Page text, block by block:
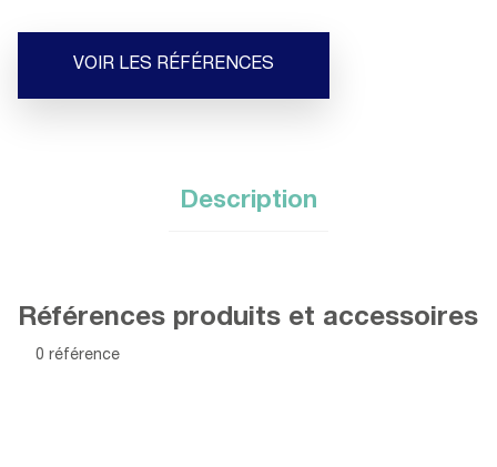
VOIR LES RÉFÉRENCES
Description
Références produits et accessoires
0 référence